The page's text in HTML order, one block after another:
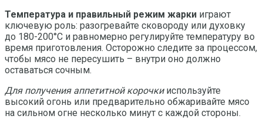
Температура и правильный режим жарки играют
ключевую роль: разогревайте сковороду или духовку
до 180-200°C и равномерно регулируйте температуру во
время приготовления. Осторожно следите за процессом,
чтобы мясо не пересушить – внутри оно должно
оставаться сочным.
Для получения аппетитной корочкииспользуйте
высокий огонь или предварительно обжаривайте мясо
на сильном огне несколько минут с каждой стороны.